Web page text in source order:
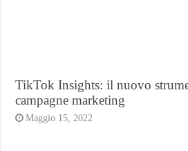
TikTok Insights: il nuovo
campagne marketing
Maggio 15, 2022